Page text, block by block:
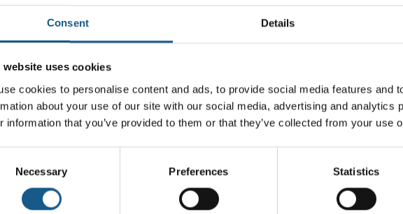
Consent Details
website uses cookies
cookies to personalise content and ads, to provide social media features and
about your use of our site with our social media, advertising and analytics
information that you’ve provided to them or that they’ve collected from your use
Necessary Preferences Statistics
er
(tidligere:
i
inden
til
som
samt sourcer
vore
Conrad har siden
inden for teknologi og
Conrad Sourcing
varer, der gør deres
dækker kategorier
Pneumatik,